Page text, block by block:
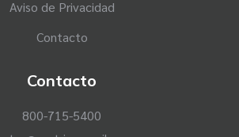
Aviso de Privacidad
Contacto
Contacto
800-715-5400